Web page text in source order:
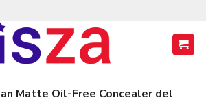
Matte Oil-Free Concealer del